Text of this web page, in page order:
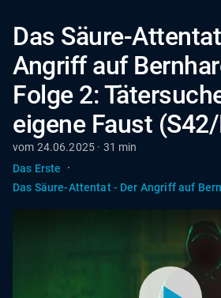
Das Säure-
Angriff auf
Folge 2:
eigene Faust
vom 24.06.2025 · 31 min
Das Erste
·
Das Säure-Attentat - Der Angriff auf